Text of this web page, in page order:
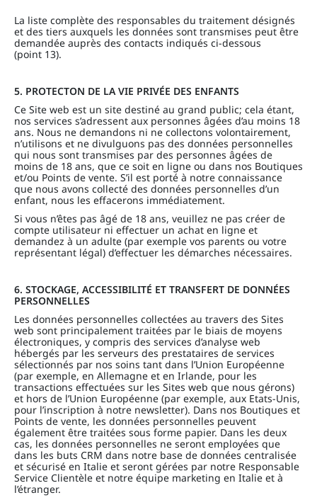
La liste complète des responsables du traitement désignés
et des tiers auxquels les données sont transmises peut être
demandée auprès des contacts indiqués ci-dessous
(point 13).
5. PROTECTON DE LA VIE PRIVÉE DES ENFANTS
Ce Site web est un site destiné au grand public; cela étant,
nos services s’adressent aux personnes âgées d’au moins 18
ans. Nous ne demandons ni ne collectons volontairement,
n’utilisons et ne divulguons pas des données personnelles
qui nous sont transmises par des personnes âgées de
moins de 18 ans, que ce soit en ligne ou dans nos Boutiques
et/ou Points de vente. S’il est porté à notre connaissance
que nous avons collecté des données personnelles d’un
enfant, nous les effacerons immédiatement.
Si vous n’êtes pas âgé de 18 ans, veuillez ne pas créer de
compte utilisateur ni effectuer un achat en ligne et
demandez à un adulte (par exemple vos parents ou votre
représentant légal) d’effectuer les démarches nécessaires.
6. STOCKAGE, ACCESSIBILITÉ ET TRANSFERT DE DONNÉES
PERSONNELLES
Les données personnelles collectées au travers des Sites
web sont principalement traitées par le biais de moyens
électroniques, y compris des services d’analyse web
hébergés par les serveurs des prestataires de services
sélectionnés par nos soins tant dans l’Union Européenne
(par exemple, en Allemagne et en Irlande, pour les
transactions effectuées sur les Sites web que nous gérons)
et hors de l’Union Européenne (par exemple, aux Etats-Unis,
pour l’inscription à notre newsletter). Dans nos Boutiques et
Points de vente, les données personnelles peuvent
également être traitées sous forme papier. Dans les deux
cas, les données personnelles ne seront employées que
dans les buts CRM dans notre base de données centralisée
et sécurisé en Italie et seront gérées par notre Responsable
Service Clientèle et notre équipe marketing en Italie et à
l’étranger.